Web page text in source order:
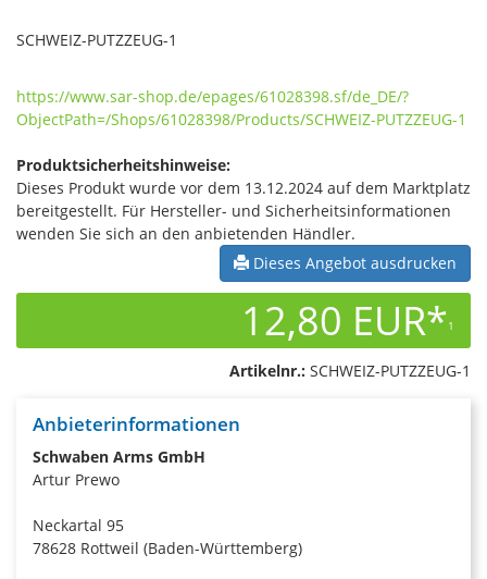
SCHWEIZ-PUTZZEUG-1
https://www.sar-shop.de/epages/61028398.sf/de_DE/?
ObjectPath=/Shops/61028398/Products/SCHWEIZ-PUTZZEUG-1
Produktsicherheitshinweise:
Dieses Produkt wurde vor dem 13.12.2024 auf dem Marktplatz
bereitgestellt. Für Hersteller- und Sicherheitsinformationen
wenden Sie sich an den anbietenden Händler.
Dieses Angebot ausdrucken
12,80 EUR*1
Artikelnr.: SCHWEIZ-PUTZZEUG-1
Anbieterinformationen
Schwaben Arms GmbH
Artur Prewo
Neckartal 95
78628 Rottweil (Baden-Württemberg)